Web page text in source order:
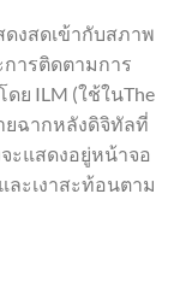
งสดเข้ากับสภาพ
การติดตามการ
ดย ILM (ใช้ในThe
ยฉากหลังดิจิทัลที่
ะแสดงอยู่หน้าจอ
ละเงาสะท้อนตาม